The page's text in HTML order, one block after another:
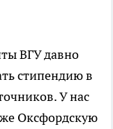
ВГУ давно
стипендию в
У нас
Оксфордскую